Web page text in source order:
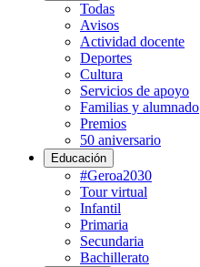
Todas
Avisos
Actividad docente
Deportes
Cultura
Servicios de apoyo
Familias y alumnado
Premios
50 aniversario
Educación
#Geroa2030
Tour virtual
Infantil
Primaria
Secundaria
Bachillerato